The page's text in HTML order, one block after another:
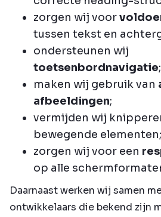
zorgen wij voor
tussen tekst en
ondersteunen wij
toetsenbordnavigatie;
maken wij gebruik van
afbeeldingen;
vermijden wij
bewegende elementen;
zorgen wij voor een
op alle
Daarnaast werken wij samen
ontwikkelaars die bekend zijn